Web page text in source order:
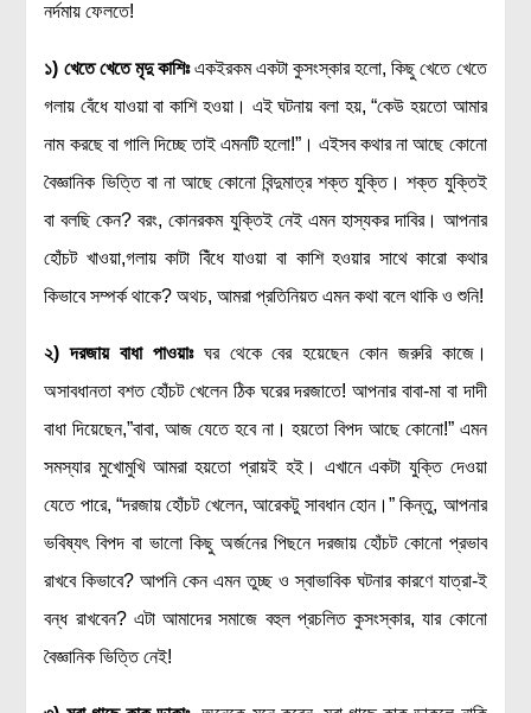
দৈনন্দিন জীবনে বিজ্ঞানের প্রয়োগ
আমাদের সৌরজগৎ
সৌরজগত ছাড়িয়ে
সামাজিক বিজ্ঞান
রাষ্ট্রবিজ্ঞান
নৃবিজ্ঞান
সমাজতত্ত্ব
বিজ্ঞানীদের কথা
বাংলাদেশী বিজ্ঞানী
বিদেশী বিজ্ঞানী
কার্ল সেগান
বিশেষ পাতা
নর্দমায় ফেলতে!
১) খেতে খেতে মৃদু কাশিঃএকইরকম একটা কুসংস্কার হলো, কিছু খেতে খেতে
গলায় বেঁধে যাওয়া বা কাশি হওয়া। এই ঘটনায় বলা হয়, “কেউ হয়তো আমার
নাম করছে বা গালি দিচ্ছে তাই এমনটি হলো!”। এইসব কথার না আছে কোনো
বৈজ্ঞানিক ভিত্তি বা না আছে কোনো বিন্দুমাত্র শক্ত যুক্তি। শক্ত যুক্তিই
বা বলছি কেন? বরং, কোনরকম যুক্তিই নেই এমন হাস্যকর দাবির। আপনার
হোঁচট খাওয়া,গলায় কাটা বিঁধে যাওয়া বা কাশি হওয়ার সাথে কারো কথার
কিভাবে সম্পর্ক থাকে? অথচ, আমরা প্রতিনিয়ত এমন কথা বলে থাকি ও শুনি!
২) দরজায় বাধা পাওয়াঃঘর থেকে বের হয়েছেন কোন জরুরি কাজে।
অসাবধানতা বশত হোঁচট খেলেন ঠিক ঘরের দরজাতে! আপনার বাবা-মা বা দাদী
বাধা দিয়েছেন,”বাবা, আজ যেতে হবে না। হয়তো বিপদ আছে কোনো!” এমন
সমস্যার মুখোমুখি আমরা হয়তো প্রায়ই হই। এখানে একটা যুক্তি দেওয়া
যেতে পারে, “দরজায় হোঁচট খেলেন, আরেকটু সাবধান হোন।” কিন্তু, আপনার
ভবিষ্যৎ বিপদ বা ভালো কিছু অর্জনের পিছনে দরজায় হোঁচট কোনো প্রভাব
রাখবে কিভাবে? আপনি কেন এমন তুচ্ছ ও স্বাভাবিক ঘটনার কারণে যাত্রা-ই
বন্ধ রাখবেন? এটা আমাদের সমাজে বহুল প্রচলিত কুসংস্কার, যার কোনো
বৈজ্ঞানিক ভিত্তি নেই!